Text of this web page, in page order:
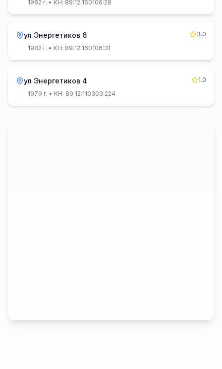
1982 г. • КН: 89:12:160106:28
ул Энергетиков 6
3.0
1982 г. • КН: 89:12:160106:31
ул Энергетиков 4
1.0
1979 г. • КН: 89:12:110303:224